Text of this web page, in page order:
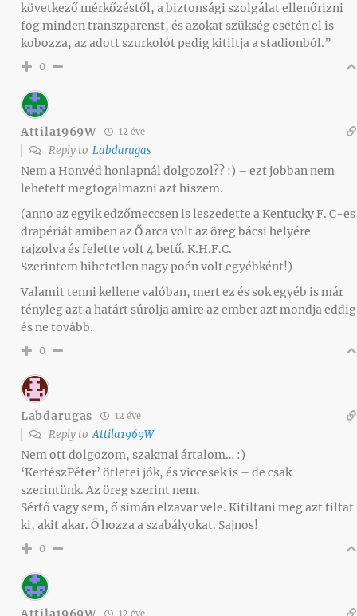
következő mérkőzéstől, a biztonsági szolgálat ellenőrizni
fog minden transzparenst, és azokat szükség esetén el is
kobozza, az adott szurkolót pedig kitiltja a stadionból.”
0
Attila1969W 12 éve
Reply to Labdarugas
Nem a Honvéd honlapnál dolgozol?? :) – ezt jobban nem
lehetett megfogalmazni azt hiszem.
(anno az egyik edzőmeccsen is leszedette a Kentucky F. C-es
drapériát amiben az Ő arca volt az öreg bácsi helyére
rajzolva és felette volt 4 betű. K.H.F.C.
Szerintem hihetetlen nagy poén volt egyébként!)
Valamit tenni kellene valóban, mert ez és sok egyéb is már
tényleg azt a határt súrolja amire az ember azt mondja eddig
és ne tovább.
0
Labdarugas 12 éve
Reply toAttila1969W
Nem ott dolgozom, szakmai ártalom… :)
‘KertészPéter’ ötletei jók, és viccesek is – de csak
szerintünk. Az öreg szerint nem.
Sértő vagy sem, ő simán elzavar vele. Kitiltani meg azt tiltat
ki, akit akar. Ő hozza a szabályokat. Sajnos!
0
12 éve